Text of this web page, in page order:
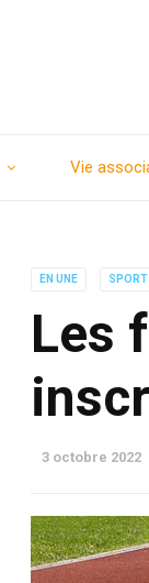
Vie
EN UNE
Les
3 octobre 2022